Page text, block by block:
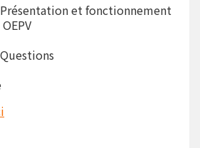
Présentation et fonctionnement